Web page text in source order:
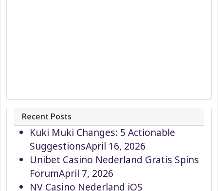
Recent Posts
Kuki Muki Changes: 5 Actionable
SuggestionsApril 16, 2026
Unibet Casino Nederland Gratis Spins
ForumApril 7, 2026
NV Casino Nederland iOS